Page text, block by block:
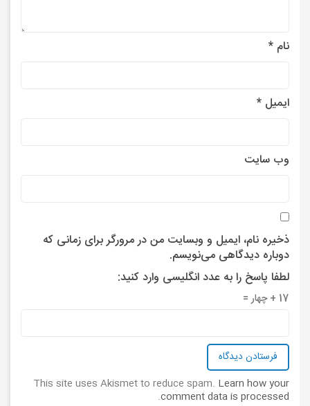
نام *
ایمیل *
وب‌ سایت
ذخیره نام، ایمیل و وبسایت من در مرورگر برای زمانی که
دوباره دیدگاهی می‌نویسم.
لطفا پاسخ را به عدد انگلیسی وارد کنید:
17 + چهار =
This site uses Akismet to reduce spam. Learn how your
comment data is processed
.